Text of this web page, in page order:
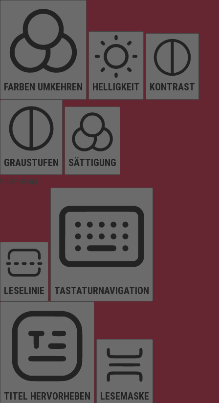
FARBEN UMKEHREN HELLIGKEIT KONTRAST
GRAUSTUFEN SÄTTIGUNG
Orientierung
LESELINIE TASTATURNAVIGATION
TITEL HERVORHEBEN LESEMASKE